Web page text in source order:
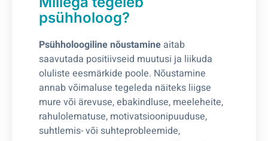
psühholoog?
Psühholoogiline nõustamine aitab
saavutada positiivseid muutusi ja liikuda
oluliste eesmärkide poole. Nõustamine
annab võimaluse tegeleda näiteks liigse
mure või ärevuse, ebakindluse, meeleheite,
rahulolematuse, motivatsioonipuuduse,
suhtlemis- või suhteprobleemide,